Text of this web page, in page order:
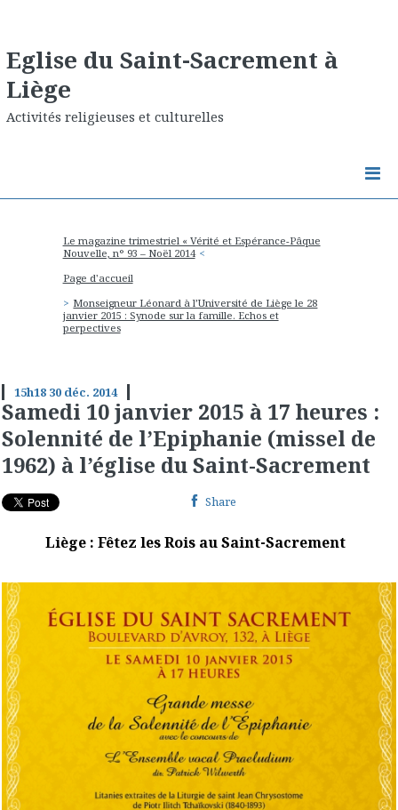
Eglise du Saint-Sacrement à
Liège
Activités religieuses et culturelles
Le magazine trimestriel « Vérité et Espérance-Pâque
Nouvelle, n° 93 – Noël 2014
Page d'accueil
Monseigneur Léonard à l’Université de Liège le 28
janvier 2015 : Synode sur la famille. Echos et
perpectives
15h18 30 déc. 2014
Samedi 10 janvier 2015 à 17 heures :
Solennité de l’Epiphanie (missel de
1962) à l’église du Saint-Sacrement
Share
Liège : Fêtez les Rois au Saint-Sacrement